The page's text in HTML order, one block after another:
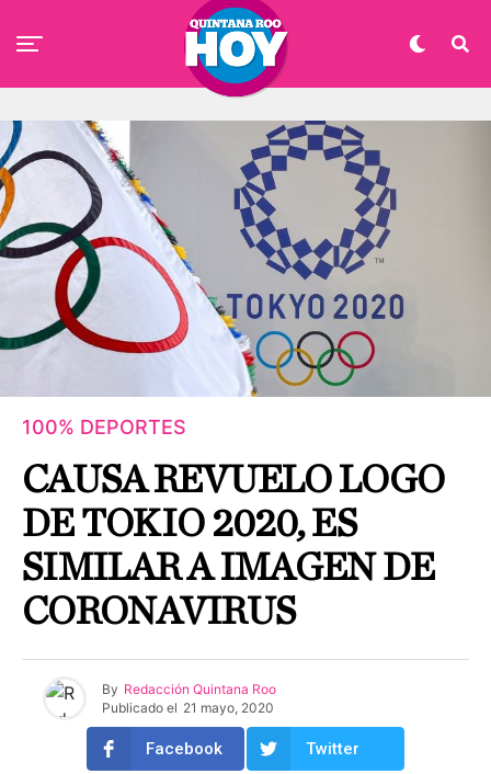
100% DEPORTES
CAUSA REVUELO LOGO
DE TOKIO 2020, ES
SIMILAR A IMAGEN DE
CORONAVIRUS
By Redacción Quintana Roo
Publicado el 21 mayo, 2020
Facebook Twitter